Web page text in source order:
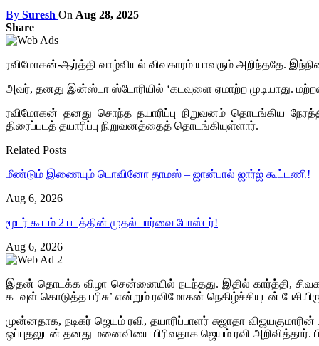
By Suresh On Aug 28, 2025
Share
ரவிமோகன்-ஆர்த்தி வாழ்வியல் விவகாரம் யாவரும் அறிந்ததே.
அவர், தனது இன்ஸ்டா ஸ்டோரியில் ‘கடவுளை ஏமாற்ற முடியாது.
ரவிமோகன் தனது சொந்த தயாரிப்பு நிறுவனம் தொடங்கிய
திரைப்படத் தயாரிப்பு நிறுவனத்தைத் தொடங்கியுள்ளார்.
Related Posts
மீண்டும் இணையும் டொவினோ தாமஸ் – ஜான்பால் ஜார்ஜ் கூட்டணி!
Aug 6, 2026
மூடர் கூடம் 2 படத்தின் முதல் பார்வை போஸ்டர்!
Aug 6, 2026
இதன் தொடக்க விழா சென்னையில் நடந்தது. இதில் கார்த்தி,
கடவுள் கொடுத்த பரிசு’ என்றும் ரவிமோகன் நெகிழ்ச்சியுடன்
முன்னதாக, நடிகர் ஜெயம் ரவி, தயாரிப்பாளர் சுஜாதா
ஒப்புதலுடன் தனது மனைவியை பிரிவதாக ஜெயம் ரவி அறிவித்தார்.